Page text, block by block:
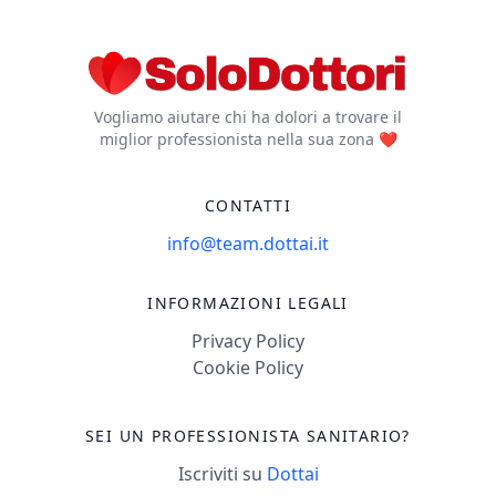
delle ulcere).
Presenze: - LUNEDì
(orario 14:00 - 19:30):
Polo Salute Versilia; -
19:30): Nova Salus a
- 19:30): Polo Salute
Versilia; - VENERDì
Vogliamo aiutare chi ha dolori a trovare il
miglior professionista nella sua zona ❤️
CONTATTI
info@team.dottai.it
INFORMAZIONI LEGALI
Privacy Policy
Cookie Policy
SEI UN PROFESSIONISTA SANITARIO?
Iscriviti su Dottai